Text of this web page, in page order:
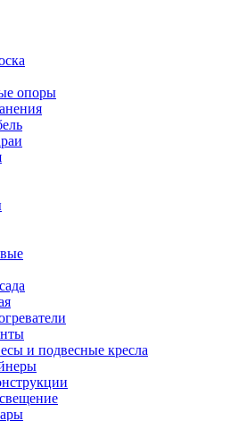
опоры
и подвесные кресла